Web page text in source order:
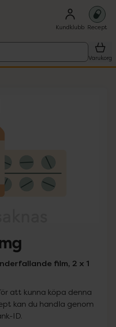
Kundklubb Recept
Varukorg
1 objekt.
film, 2 x 1
att kunna köpa denna
kan du handla genom
ID.